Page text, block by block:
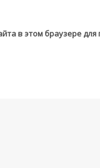
в этом браузере